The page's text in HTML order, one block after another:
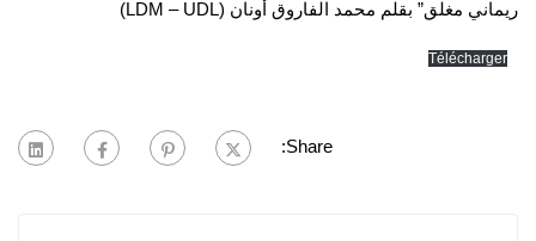
ريماني مغلق” بقلم محمد الفاروق أونان (LDM – UDL)
Télécharger
Share: